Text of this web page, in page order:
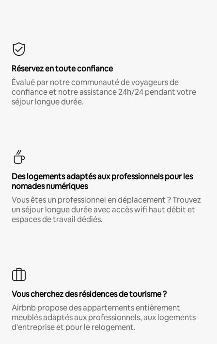
Réservez en toute confiance
Évalué par notre communauté de voyageurs de
confiance et notre assistance 24h/24 pendant votre
séjour longue durée.
Des logements adaptés aux professionnels pour les
nomades numériques
Vous êtes un professionnel en déplacement ? Trouvez
un séjour longue durée avec accès wifi haut débit et
espaces de travail dédiés.
Vous cherchez des résidences de tourisme ?
Airbnb propose des appartements entièrement
meublés adaptés aux professionnels, aux logements
d'entreprise et pour le relogement.